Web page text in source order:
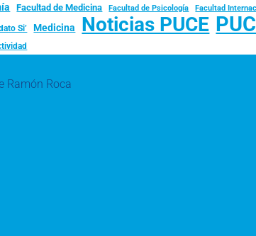
Facultad de Medicina Facultad de Psicología Facultad
Si’ Medicina Noticias PUCE
Ramón Roca